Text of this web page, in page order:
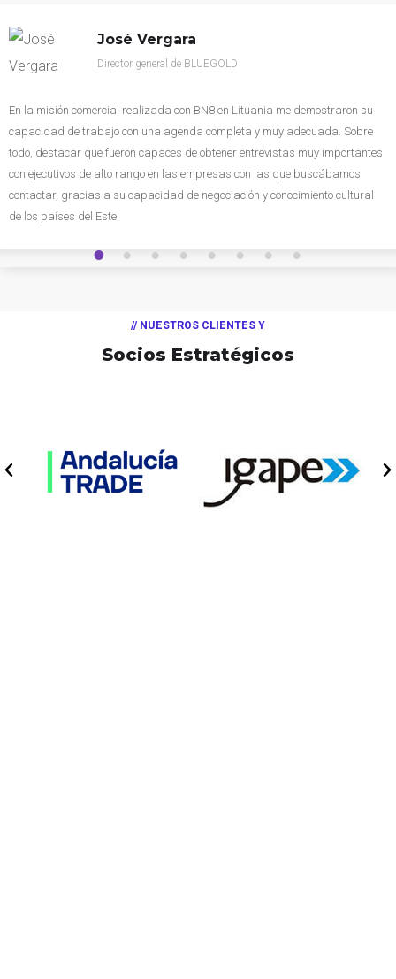
José Vergara
Director general de BLUEGOLD
En la misión comercial realizada con BN8 en Lituania me demostraron su
capacidad de trabajo con una agenda completa y muy adecuada. Sobre
todo, destacar que fueron capaces de obtener entrevistas muy importantes
con ejecutivos de alto rango en las empresas con las que buscábamos
contactar, gracias a su capacidad de negociación y conocimiento cultural
de los países del Este.
1 2 3 4 5 6 7 8
// NUESTROS CLIENTES Y
Socios Estratégicos